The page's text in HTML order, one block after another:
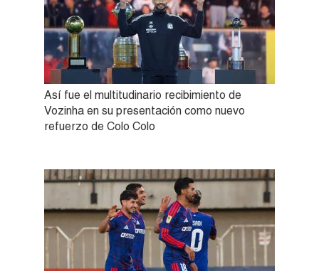
Así fue el multitudinario recibimiento de
Vozinha en su presentación como nuevo
refuerzo de Colo Colo